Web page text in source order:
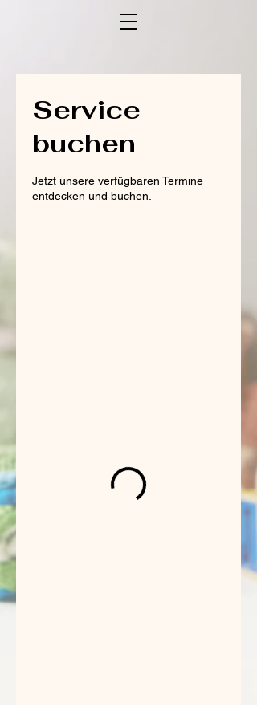
Service
buchen
Jetzt unsere verfügbaren Termine
entdecken und buchen.